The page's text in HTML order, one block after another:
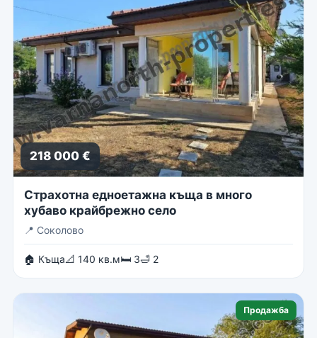
218 000 €
Страхотна едноетажна къща в много
хубаво крайбрежно село
📍 Соколово
🏠 Къща📐 140 кв.м🛏 3🛁 2
Продажба